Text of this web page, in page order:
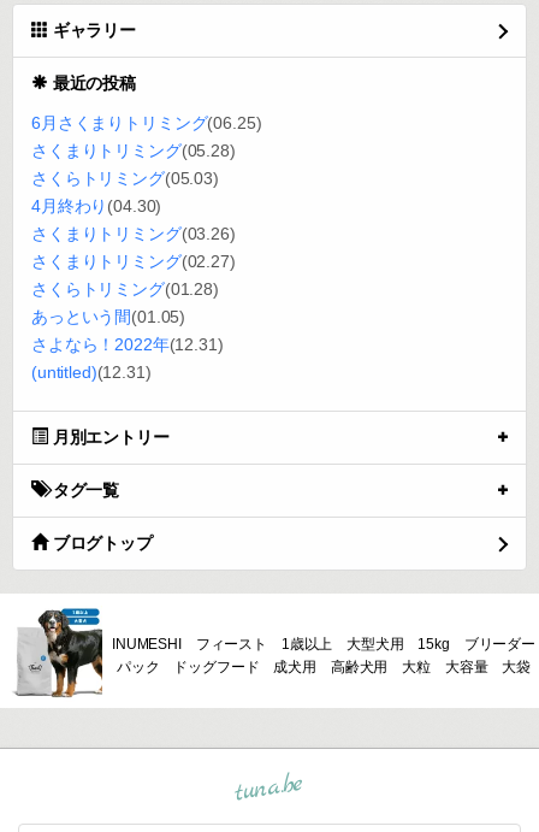
ギャラリー
最近の投稿
6月さくまりトリミング(06.25)
さくまりトリミング(05.28)
さくらトリミング(05.03)
4月終わり (04.30)
さくまりトリミング(03.26)
さくまりトリミング(02.27)
さくらトリミング(01.28)
あっという間(01.05)
さよなら！2022年(12.31)
(untitled)(12.31)
月別エントリー
タグ一覧
ブログトップ
INUMESHI フィースト 1歳以上 大型犬用 15kg ブリーダー
パック ドッグフード 成犬用 高齢犬用 大粒 大容量 大袋
tuna.be